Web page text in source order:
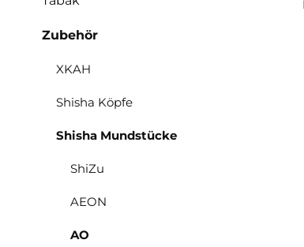
Zubehör
XKAH
Shisha Köpfe
Shisha Mundstücke
ShiZu
AEON
AO